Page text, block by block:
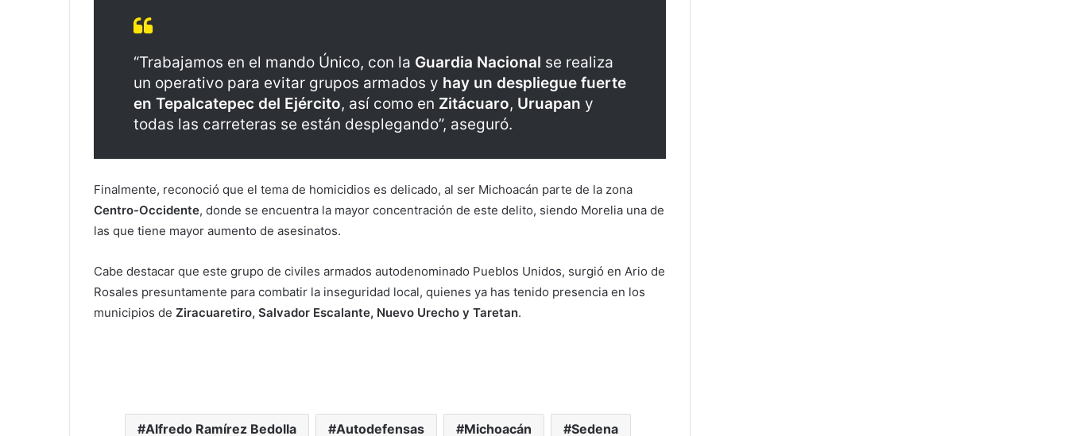
“Trabajamos en el mando Único, con la Guardia Nacional se realiza
un operativo para evitar grupos armados y hay un despliegue fuerte
en Tepalcatepec del Ejército, así como en Zitácuaro, Uruapan y
todas las carreteras se están desplegando”, aseguró.
Finalmente, reconoció que el tema de homicidios es delicado, al ser Michoacán parte de la zona
Centro-Occidente, donde se encuentra la mayor concentración de este delito, siendo Morelia una de
las que tiene mayor aumento de asesinatos.
Cabe destacar que este grupo de civiles armados autodenominado Pueblos Unidos, surgió en Ario de
Rosales presuntamente para combatir la inseguridad local, quienes ya has tenido presencia en los
municipios de Ziracuaretiro, Salvador Escalante, Nuevo Urecho y Taretan.
Alfredo Ramírez Bedolla Autodefensas Michoacán Sedena